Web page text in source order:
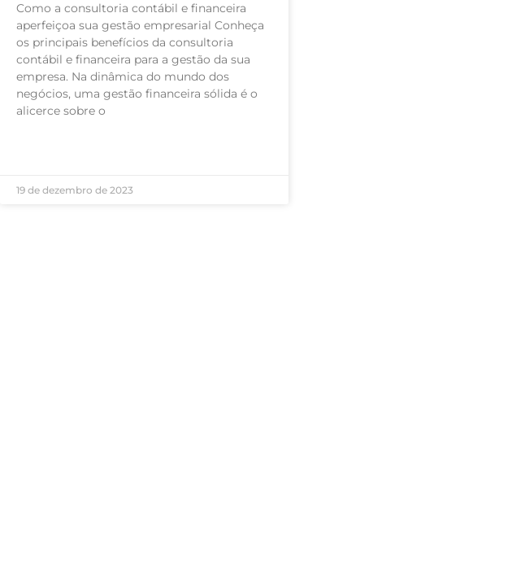
Como a consultoria contábil e financeira
aperfeiçoa sua gestão empresarial Conheça
os principais benefícios da consultoria
contábil e financeira para a gestão da sua
empresa. Na dinâmica do mundo dos
negócios, uma gestão financeira sólida é o
alicerce sobre o
19 de dezembro de 2023